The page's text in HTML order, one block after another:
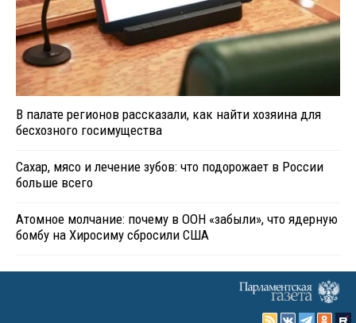
В палате регионов рассказали, как найти хозяина для
бесхозного госимущества
Сахар, мясо и лечение зубов: что подорожает в России
больше всего
Атомное молчание: почему в ООН «забыли», что ядерную
бомбу на Хиросиму сбросили США